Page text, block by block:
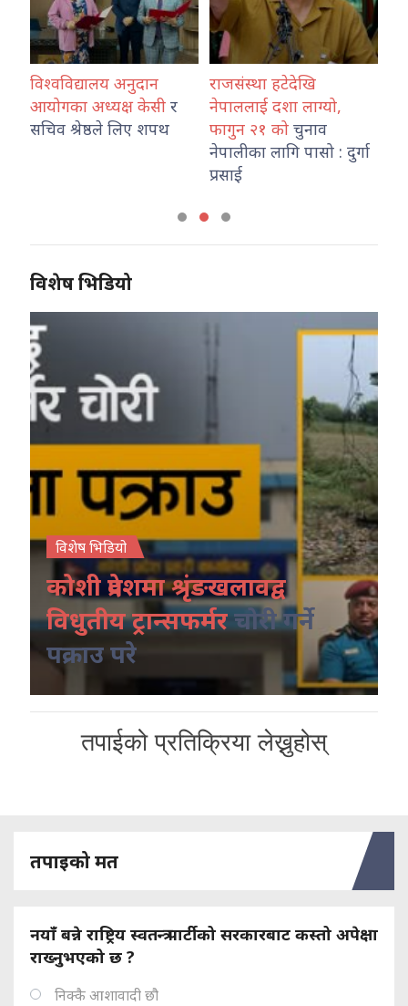
विश्वविद्यालय अनुदान
आयोगका अध्यक्ष केसी र
सचिव श्रेष्ठले लिए शपथ
राजसंस्था हटेदेखि
नेपाललाई दशा लाग्यो,
फागुन २१ को चुनाव
नेपालीका लागि पासो : दुर्गा
प्रसाई
विशेष भिडियो
विशेष भिडियो
कोशी प्रदेशमा श्रृंङखलावद्व
विधुतीय ट्रान्सफर्मरचोरी गर्ने
पक्राउ परे
तपाईको प्रतिक्रिया लेख्नुहोस्
तपाइको मत
नयाँ बन्ने राष्ट्रिय स्वतन्त्र पार्टीको सरकारबाट कस्तो अपेक्षा
राख्नुभएको छ ?
निक्कै आशावादी छौ